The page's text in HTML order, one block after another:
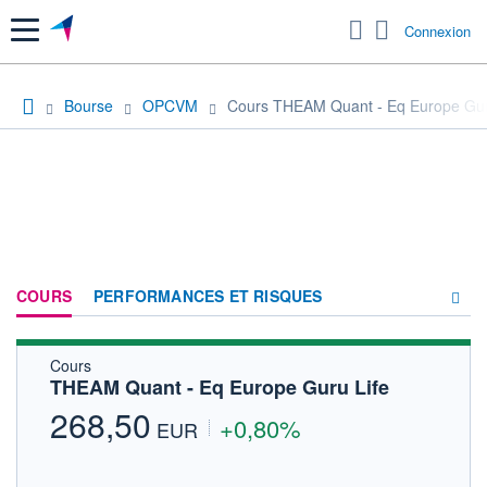
Menu Connexion
Bourse OPCVM Cours THEAM Quant - Eq Europe
COURS PERFORMANCES ET RISQUES
FORUM
Cours
THEAM Quant - Eq Europe Guru Life
268,50 EUR +0,80%